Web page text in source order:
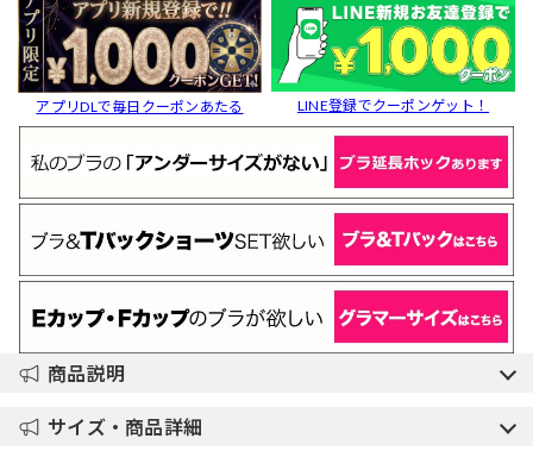
アプリDLで毎日クーポンあたる LINE登録でクーポンゲット！
商品説明
サイズ・商品詳細